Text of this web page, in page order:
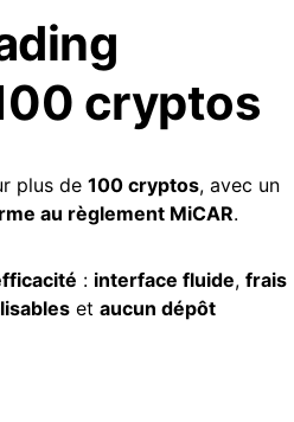
cryptos
plus de 100 cryptos, avec un
au règlement MiCAR.
: interface fluide, frais
et aucun dépôt